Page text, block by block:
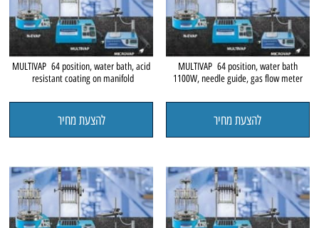
MULTIVAP 64 position, water bath
1100W, needle guide, gas flow meter
להצעת מחיר
MULTIVAP 64 position, water bath, acid
resistant coating on manifold
להצעת מחיר